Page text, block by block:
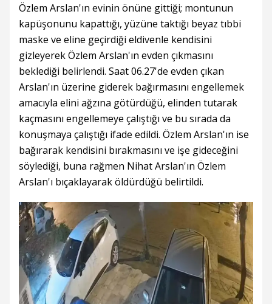
Özlem Arslan'ın evinin önüne gittiği; montunun
kapüşonunu kapattığı, yüzüne taktığı beyaz tıbbi
maske ve eline geçirdiği eldivenle kendisini
gizleyerek Özlem Arslan'ın evden çıkmasını
beklediği belirlendi. Saat 06.27'de evden çıkan
Arslan'ın üzerine giderek bağırmasını engellemek
amacıyla elini ağzına götürdüğü, elinden tutarak
kaçmasını engellemeye çalıştığı ve bu sırada da
konuşmaya çalıştığı ifade edildi. Özlem Arslan'ın ise
bağırarak kendisini bırakmasını ve işe gideceğini
söylediği, buna rağmen Nihat Arslan'ın Özlem
Arslan'ı bıçaklayarak öldürdüğü belirtildi.